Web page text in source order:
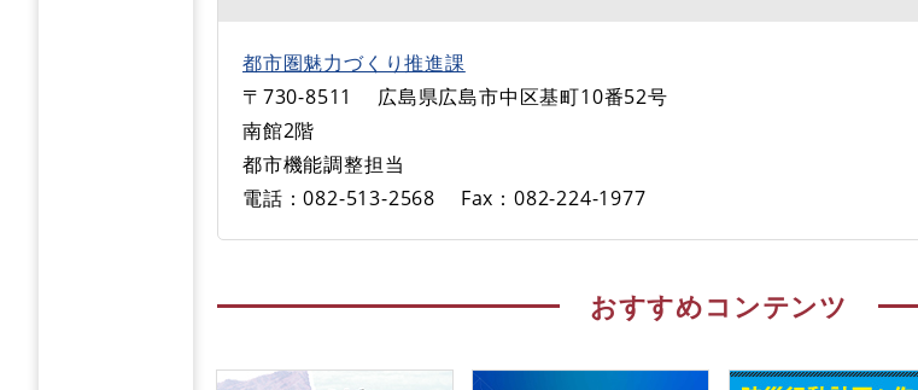
都市圏魅力づくり推進課
〒730-8511
広島県広島市中区基町10番52号
南館2階
都市機能調整担当
電話：082-513-2568
Fax：082-224-1977
おすすめコンテンツ